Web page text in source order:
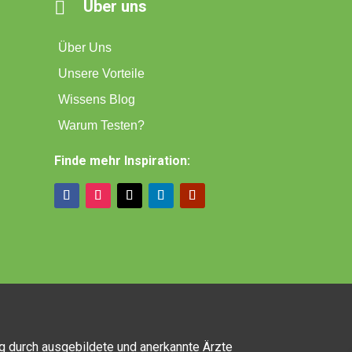
 Über uns
Über Uns
Unsere Vorteile
Wissens Blog
Warum Testen?
Finde mehr Inspiration:
ausgebildete und anerkannte Ärzte